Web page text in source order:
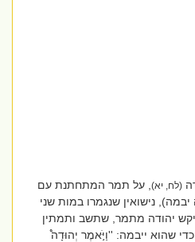
(לח, יא) , על תמר המתחתנת עם
נישואין שנגמרו במות שני
יהודה מתמר, שתשב ותמתין
שהוא ייבמה: ''וַיֹּ֣אמֶר יְהוּדָה֩